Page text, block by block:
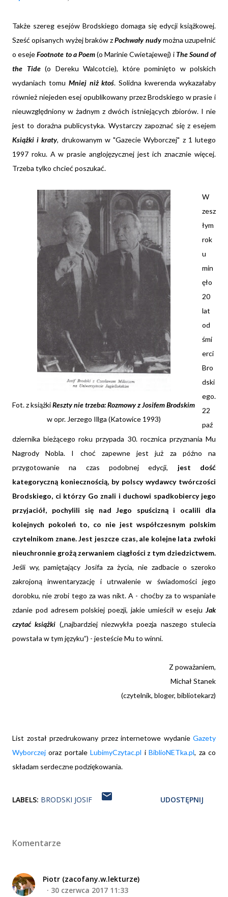
Także szereg esejów Brodskiego domaga się edycji książkowej.
Sześć opisanych wyżej braków zPochwały nudymożna uzupełnić
o esejeFootnote to a Poem(o Marinie Cwietajewej) iThe Sound of
the Tide(o Dereku Walcotcie), które pominięto w polskich
wydaniach tomu Mniej niż ktoś. Solidna kwerenda wykazałaby
również niejeden esej opublikowany przez Brodskiego w prasie i
nieuwzględniony w żadnym z dwóch istniejących zbiorów. I nie
jest to doraźna publicystyka. Wystarczy zapoznać się z esejem
Książki i kraty, drukowanym w "Gazecie Wyborczej" z 1 lutego
1997 roku. A w prasie anglojęzycznej jest ich znacznie więcej.
Trzeba tylko chcieć poszukać.
Fot. z książkiReszty nie trzeba: Rozmowy z Josifem Brodskim
w opr. Jerzego Illga (Katowice 1993)
W
zesz
łym
rok
u
min
ęło
20
lat
od
śmi
erci
Bro
dski
ego.
22
paź
dziernika bieżącego roku przypada 30. rocznica przyznania Mu
Nagrody Nobla. I choć zapewne jest już za późno na
przygotowanie na czas podobnej edycji, jest dość
kategoryczną koniecznością, by polscy wydawcy twórczości
Brodskiego, ci którzy Go znali i duchowi spadkobiercy jego
przyjaciół, pochylili się nad Jego spuścizną i ocalili dla
kolejnych pokoleń to, co nie jest współczesnym polskim
czytelnikom znane. Jest jeszcze czas, ale kolejne lata zwłoki
nieuchronnie grożą zerwaniem ciągłości z tym dziedzictwem.
Jeśli wy, pamiętający Josifa za życia, nie zadbacie o szeroko
zakrojoną inwentaryzację i utrwalenie w świadomości jego
dorobku, nie zrobi tego za was nikt. A - choćby za to wspaniałe
zdanie pod adresem polskiej poezji, jakie umieścił w eseju Jak
czytać książki („najbardziej niezwykła poezja naszego stulecia
powstała w tym języku”) - jesteście Mu to winni.
Z poważaniem,
Michał Stanek
(czytelnik, bloger, bibliotekarz)
List został przedrukowany przez internetowe wydanie Gazety
Wyborczej oraz portaleLubimyCzytac.pl iBiblioNETka.pl, za co
składam serdeczne podziękowania.
LABELS: BRODSKI JOSIF UDOSTĘPNIJ
Komentarze
Piotr (zacofany.w.lekturze)
30 czerwca 2017 11:33